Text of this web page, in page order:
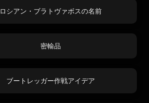
ロシアン・ブラトヴァボスの名前
密輸品
ブートレッガー作戦アイデア